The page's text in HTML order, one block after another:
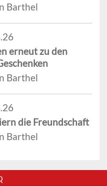
Barthel
erneut zu den
Barthel
die Freundschaft
Barthel